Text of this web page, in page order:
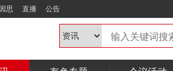
因思 直播 公告